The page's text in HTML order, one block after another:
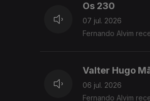
Os 230
07 jul. 2026
Fernando Alvim
Valter Hugo
06 jul. 2026
Fernando Alvim